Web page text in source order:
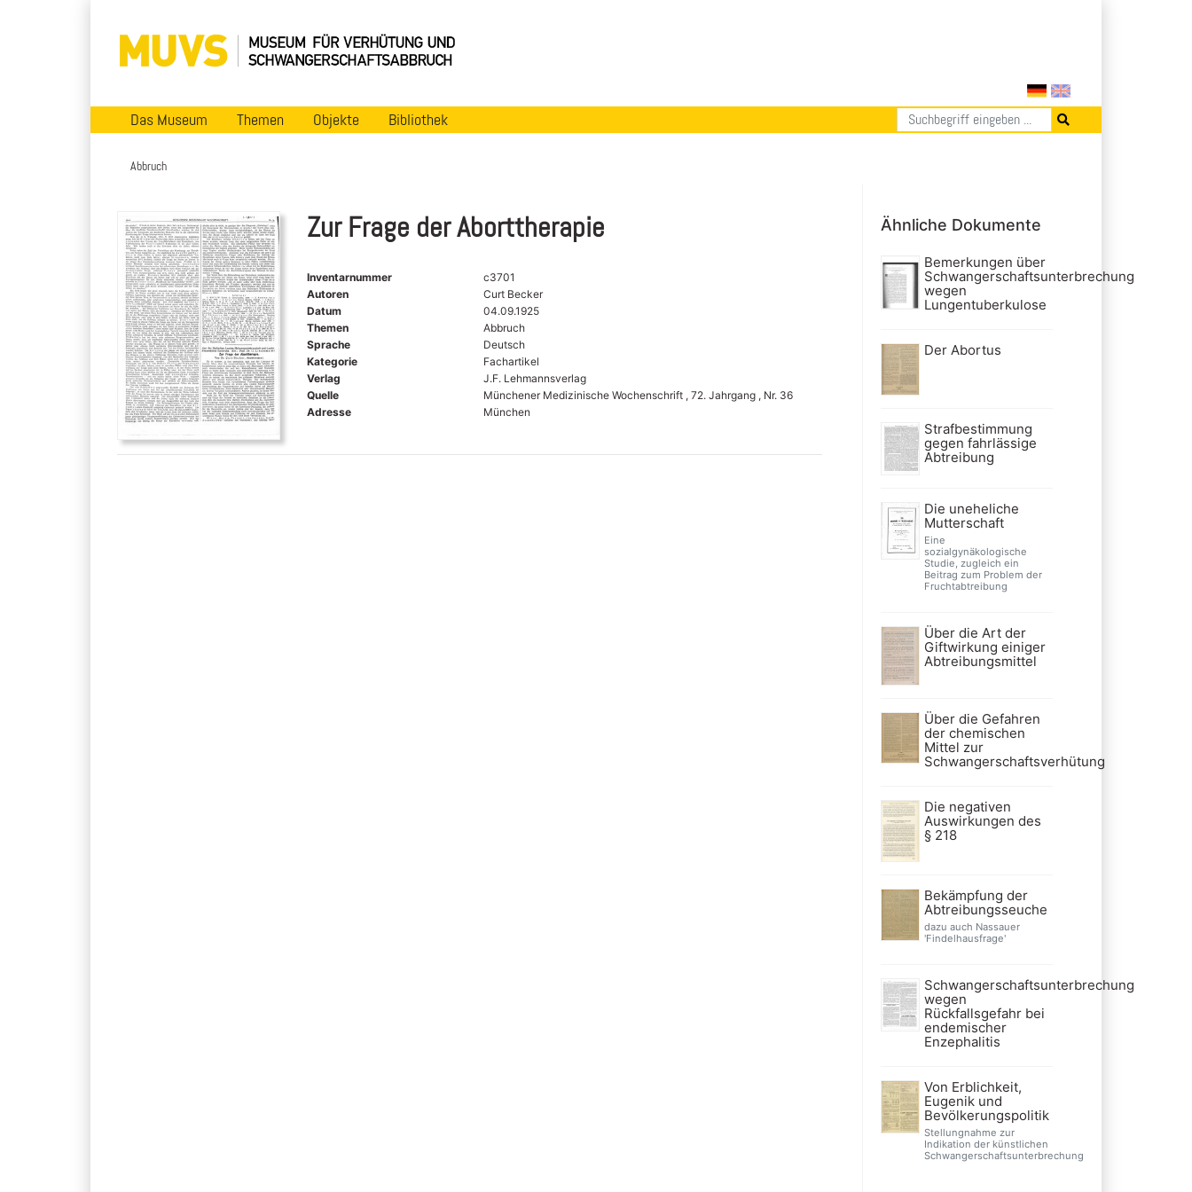
Das Museum Themen Objekte Bibliothek
Abbruch
Zur Frage der Aborttherapie
Inventarnummer
c3701
Autoren
Curt Becker
Datum
04.09.1925
Themen
Abbruch
Sprache
Deutsch
Kategorie
Fachartikel
Verlag
J.F. Lehmannsverlag
Quelle
Münchener Medizinische Wochenschrift , 72. Jahrgang , Nr. 36
Adresse
München
Ähnliche Dokumente
Bemerkungen über
Schwangerschaftsunterbrechung
wegen
Lungentuberkulose
Der Abortus
Strafbestimmung
gegen fahrlässige
Abtreibung
Die uneheliche
Mutterschaft
Eine
sozialgynäkologische
Studie, zugleich ein
Beitrag zum Problem der
Fruchtabtreibung
Über die Art der
Giftwirkung einiger
Abtreibungsmittel
Über die Gefahren
der chemischen
Mittel zur
Schwangerschaftsverhütung
Die negativen
Auswirkungen des
§ 218
Bekämpfung der
Abtreibungsseuche
dazu auch Nassauer
'Findelhausfrage'
Schwangerschaftsunterbrechung
wegen
Rückfallsgefahr bei
endemischer
Enzephalitis
Von Erblichkeit,
Eugenik und
Bevölkerungspolitik
Stellungnahme zur
Indikation der künstlichen
Schwangerschaftsunterbrechung